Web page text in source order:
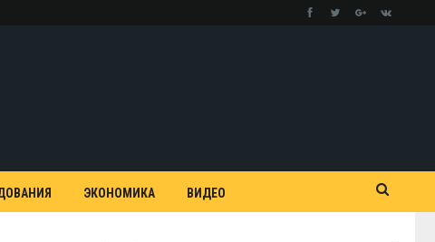
ЭКОНОМИКА ВИДЕО